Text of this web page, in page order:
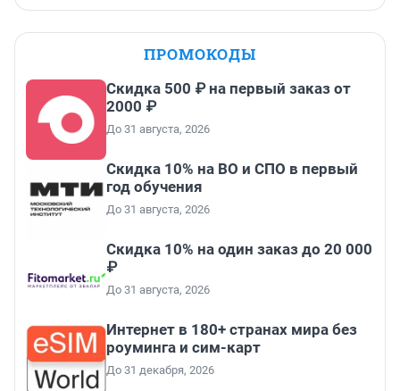
ПРОМОКОДЫ
Скидка 500 ₽ на первый заказ от
2000 ₽
До 31 августа, 2026
Скидка 10% на ВО и СПО в первый
год обучения
До 31 августа, 2026
Скидка 10% на один заказ до 20 000
₽
До 31 августа, 2026
Интернет в 180+ странах мира без
роуминга и сим-карт
До 31 декабря, 2026